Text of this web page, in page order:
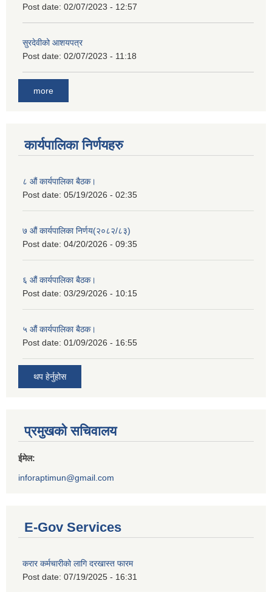
Post date: 02/07/2023 - 12:57
सुरदेवीको आशयपत्र
Post date: 02/07/2023 - 11:18
more
कार्यपालिका निर्णयहरु
८ औं कार्यपालिका बैठक।
Post date: 05/19/2026 - 02:35
७ औं कार्यपालिका निर्णय(२०८२/८३)
Post date: 04/20/2026 - 09:35
६ औं कार्यपालिका बैठक।
Post date: 03/29/2026 - 10:15
५ औं कार्यपालिका बैठक।
Post date: 01/09/2026 - 16:55
थप हेर्नुहोस
प्रमुखको सचिवालय
ईमेल:
inforaptimun@gmail.com
E-Gov Services
करार कर्मचारीको लागि दरखास्त फारम
Post date: 07/19/2025 - 16:31